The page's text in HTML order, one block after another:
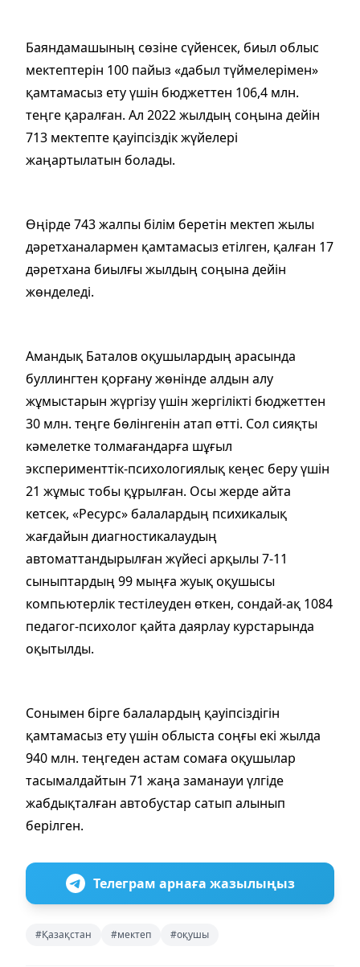
Баяндамашының сөзіне сүйенсек, биыл облыс
мектептерін 100 пайыз «дабыл түймелерімен»
қамтамасыз ету үшін бюджеттен 106,4 млн.
теңге қаралған. Ал 2022 жылдың соңына дейін
713 мектепте қауіпсіздік жүйелері
жаңартылатын болады.
Өңірде 743 жалпы білім беретін мектеп жылы
дәретханалармен қамтамасыз етілген, қалған 17
дәретхана биылғы жылдың соңына дейін
жөнделеді.
Амандық Баталов оқушылардың арасында
буллингтен қорғану жөнінде алдын алу
жұмыстарын жүргізу үшін жергілікті бюджеттен
30 млн. теңге бөлінгенін атап өтті. Сол сияқты
кәмелетке толмағандарға шұғыл
эксперименттік-психологиялық кеңес беру үшін
21 жұмыс тобы құрылған. Осы жерде айта
кетсек, «Ресурс» балалардың психикалық
жағдайын диагностикалаудың
автоматтандырылған жүйесі арқылы 7-11
сыныптардың 99 мыңға жуық оқушысы
компьютерлік тестілеуден өткен, сондай-ақ 1084
педагог-психолог қайта даярлау курстарында
оқытылды.
Сонымен бірге балалардың қауіпсіздігін
қамтамасыз ету үшін облыста соңғы екі жылда
940 млн. теңгеден астам сомаға оқушылар
тасымалдайтын 71 жаңа заманауи үлгіде
жабдықталған автобустар сатып алынып
берілген.
Телеграм арнаға жазылыңыз
#Қазақстан #мектеп #оқушы